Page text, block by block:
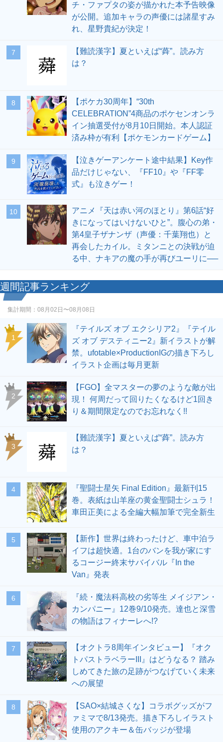
チ・ファプタの姿が描かれた本予告映像
が公開。追加キャラの声優には諸星すみ
れ、星野貴紀が決定！
7
【難読漢字】夏といえば“蕣”。読み方
は？
8
【ポケカ30周年】“30th
CELEBRATION”4商品のポケセンオンラ
イン抽選受付が8月10日開始。本人認証
済み枠が有利【ポケモンカードゲーム】
9
【泣きゲーアンケート途中結果】Key作
品だけじゃない、『FF10』や『FF零
式』も泣きゲー！
10
アニメ『天は赤い河のほとり』第6話“好
きになってはいけないひと”。腹心の弟・
第4皇子ザナンザ（声優：千葉翔也）と
再会したカイル。ミタンニとの決戦が迫
る中、ナキアの魔の手が再びユーリに──
週間記事ランキング
集計期間： 08月02日〜08月08日
1
『テイルズ オブ エクシリア2』『テイル
ズ オブ デスティニー2』新イラストが解
禁。ufotable×ProductionIGの描き下ろし
イラスト企画は毎月更新
2
【FGO】全マスターの夢のような敵が出
現！ 何周だって回りたくなるけど1回き
り＆期間限定なのでお忘れなく!!
3
【難読漢字】夏といえば“蕣”。読み方
は？
4
『聖闘士星矢 Final Edition』最新刊15
巻。表紙は山羊座の黄金聖闘士シュラ！
車田正美による全編大幅加筆で完全新生
5
【新作】世界は終わったけど、車中泊ラ
イフは超快適。1台のバンを我が家にす
るコージー終末サバイバル『In the
Van』発表
6
『続・魔法科高校の劣等生 メイジアン・
カンパニー』12巻9/10発売。達也と深雪
の物語はフィナーレへ!?
7
【オクトラ8周年インタビュー】『オク
トパストラベラーIII』はどうなる？ 踏み
しめてきた旅の足跡がつなげていく未来
への展望
8
【SAO×結城さくな】コラボグッズがフ
ァミマで8/13発売。描き下ろしイラスト
使用のアクキー＆缶バッジが登場